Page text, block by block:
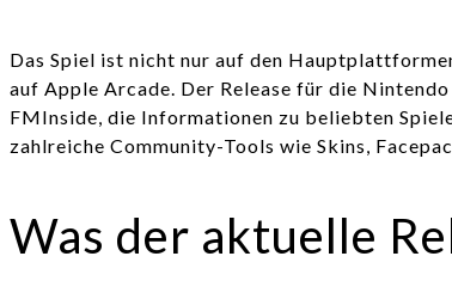
Das Spiel ist nicht nur auf den
auf Apple Arcade. Der Release für die
FMInside, die Informationen zu beliebten
zahlreiche Community-Tools wie Skins,
Was der aktuelle